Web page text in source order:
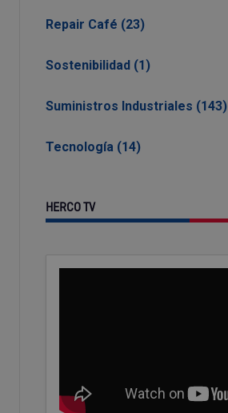
Repair Café (23)
Sostenibilidad (1)
Suministros Industriales (143)
Tecnología (14)
HERCO TV